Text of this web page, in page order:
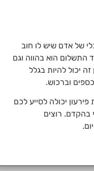
של אדם שיש לו חוב
התשלום הוא בהווה וגם
יכול להיות בגלל
וברכוש.
יכולה לסייע לכם
בהקדם. רוצים